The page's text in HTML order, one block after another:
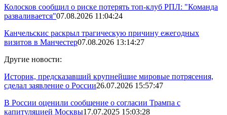
Колосков сообщил о риске потерять топ-клуб РПЛ: "Команда
разваливается"07.08.2026 11:04:24
Канчельскис раскрыл трагическую причину ежегодных
визитов в Манчестер07.08.2026 13:14:27
Другие новости:
Историк, предсказавший крупнейшие мировые потрясения,
сделал заявление о России26.07.2026 15:57:47
В России оценили сообщение о согласии Трампа с
капитуляцией Москвы17.07.2025 15:03:28